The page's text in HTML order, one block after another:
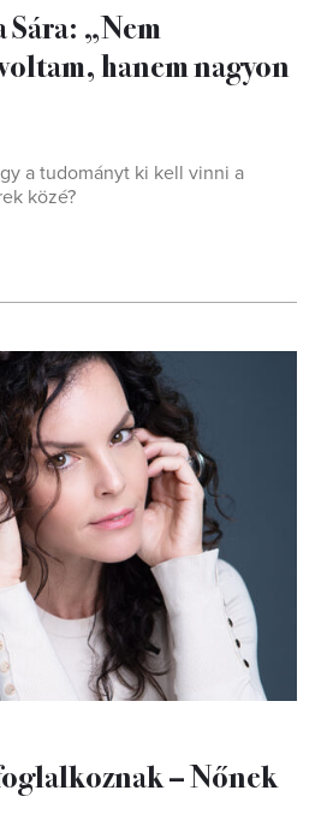
„Nem
hanem nagyon
a tudományt ki kell vinni a
közé?
– Nőnek